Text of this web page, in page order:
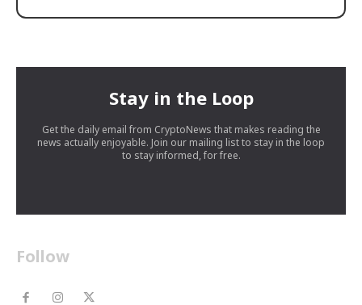
Stay in the Loop
Get the daily email from CryptoNews that makes reading the
news actually enjoyable. Join our mailing list to stay in the loop
to stay informed, for free.
Follow